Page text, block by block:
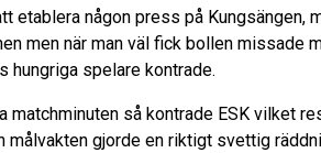
etablera någon press på Kungsängen,
men när man väl fick bollen missade
hungriga spelare kontrade.
matchminuten så kontrade ESK vilket
målvakten gjorde en riktigt svettig